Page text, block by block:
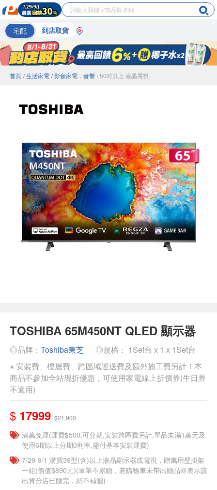
宅配 到店取貨
首頁 / 生活家電 / 影音家電．音響 / 50吋以上 液晶電視
TOSHIBA 65M450NT QLED 顯示器
◎品牌： Toshiba東芝
◎規格： 1Set台 x 1 x 1Set台
※ 安裝費、樓層費、跨區域運送費及額外施工費另計！本
商品不參加全站現折優惠，可使用家電線上折價券(生日券
不適用)
$ 17999 $21,900
滿萬免運(運費$500,可分期,安裝跨區費另計,單品未滿1萬元及
使用6期以上分期0利率,需付基本安裝運費)
7/29-9/1 購買39型(含)以上液晶顯示器或電視，贈萬用壁掛架
一組(價值$890元)(單筆不累贈，若購物車未帶出贈品即表示該
出貨分店已贈完，恕不補贈)